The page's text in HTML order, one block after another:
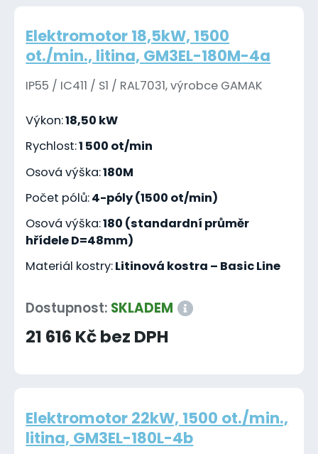
Elektromotor 18,5kW, 1500
ot./min., litina, GM3EL-180M-4a
IP55 / IC411 / S1 / RAL7031, výrobce GAMAK
Výkon:18,50 kW
Rychlost:1 500 ot/min
Osová výška:180M
Počet pólů:4-póly (1500 ot/min)
Osová výška:180 (standardní průměr
hřídele D=48mm)
Materiál kostry:Litinová kostra – Basic Line
Dostupnost: SKLADEM
21 616 Kč bez DPH
Elektromotor 22kW, 1500 ot./min.,
litina, GM3EL-180L-4b